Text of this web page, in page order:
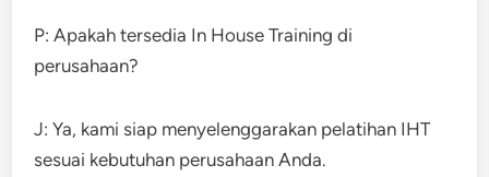
P: Apakah tersedia In House Training di
perusahaan?
J: Ya, kami siap menyelenggarakan pelatihan IHT
sesuai kebutuhan perusahaan Anda.